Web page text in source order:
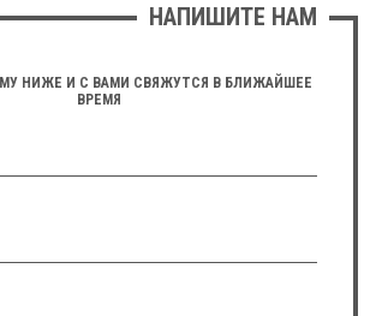
НАПИШИТЕ НАМ
НИЖЕ И С ВАМИ СВЯЖУТСЯ В БЛИЖАЙШЕЕ
ВРЕМЯ